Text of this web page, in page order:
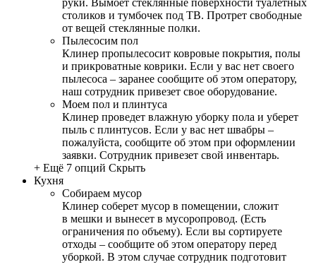
руки. Вымоет стеклянные поверхности туалетных
столиков и тумбочек под ТВ. Протрет свободные
от вещей стеклянные полки.
Пылесосим пол
Клинер пропылесосит ковровые покрытия, полы
и прикроватные коврики. Если у вас нет своего
пылесоса – заранее сообщите об этом оператору,
наш сотрудник привезет свое оборудование.
Моем пол и плинтуса
Клинер проведет влажную уборку пола и уберет
пыль с плинтусов. Если у вас нет швабры –
пожалуйста, сообщите об этом при оформлении
заявки. Сотрудник привезет свой инвентарь.
+ Ещё 7 опций Скрыть
Кухня
Собираем мусор
Клинер соберет мусор в помещении, сложит
в мешки и вынесет в мусоропровод. (Есть
ограничения по объему). Если вы сортируете
отходы – сообщите об этом оператору перед
уборкой. В этом случае сотрудник подготовит